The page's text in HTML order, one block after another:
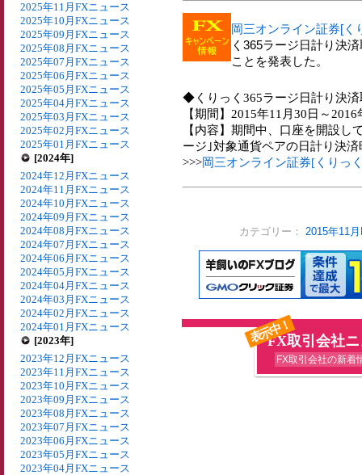
2025年11月FXニュース
2025年10月FXニュース
2025年09月FXニュース
2025年08月FXニュース
2025年07月FXニュース
2025年06月FXニュース
2025年05月FXニュース
2025年04月FXニュース
2025年03月FXニュース
2025年02月FXニュース
2025年01月FXニュース
[2024年]
2024年12月FXニュース
2024年11月FXニュース
2024年10月FXニュース
2024年09月FXニュース
2024年08月FXニュース
2024年07月FXニュース
2024年06月FXニュース
2024年05月FXニュース
2024年04月FXニュース
2024年03月FXニュース
2024年02月FXニュース
2024年01月FXニュース
[2023年]
2023年12月FXニュース
2023年11月FXニュース
2023年10月FXニュース
2023年09月FXニュース
2023年08月FXニュース
2023年07月FXニュース
2023年06月FXニュース
2023年05月FXニュース
2023年04月FXニュース
岡三オンライン証券[く
く365ラージ日計り決
ことを発表した。
◆くりっく365ラージ日計り決
【期間】2015年11月30日～
【内容】期間中、口座を開設し
ージ｣対象通貨ペアの日計り決
>>>岡三オンライン証券[くりっ
カテゴリー： 2015年11
表示中！
FX取引会社
FX取引会社の新着